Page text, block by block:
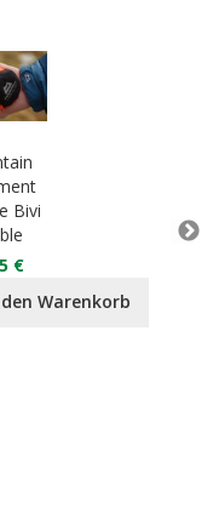
Bivi
€
Warenkorb